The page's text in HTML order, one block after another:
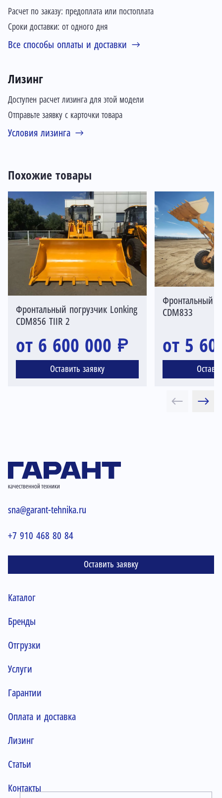
Расчет по заказу: предоплата или постоплата
Сроки доставки: от одного дня
Все способы оплаты и доставки
Лизинг
Доступен расчет лизинга для этой модели
Отправьте заявку с карточки товара
Условия лизинга
Похожие товары
Фронтальный погрузчик Lonking
CDM856 TIIR 2
от 6 600 000 ₽
Оставить заявку
Фронтальный
CDM833
от 5
sna@garant-tehnika.ru
+7 910 468 80 84
Оставить заявку
Каталог
Бренды
Отгрузки
Услуги
Гарантии
Оплата и доставка
Лизинг
Статьи
Контакты